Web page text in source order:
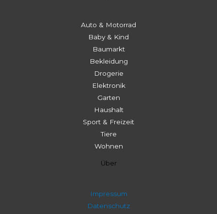
Auto & Motorrad
Baby & Kind
Baumarkt
Bekleidung
Drogerie
Elektronik
Garten
Haushalt
Sport & Freizeit
Tiere
Wohnen
Über
Impressum
Datenschutz